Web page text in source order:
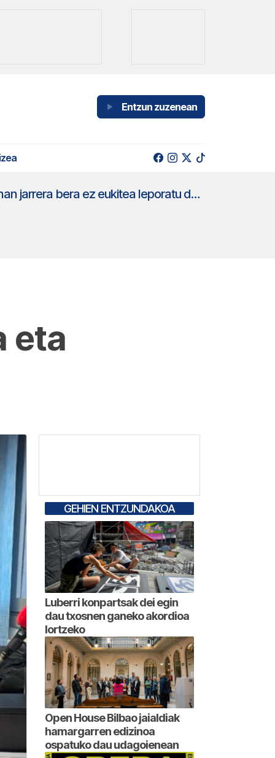
Entzun zuzenean
Alemaniaren keinuagaz ados EAJ eta EH Bildu; Elkarrekin Podemosek Palestinan jarrera bera ez eukitea leporatu deutso
eta
GEHIEN ENTZUNDAKOA
Luberri konpartsak dei egin
dau txosnen ganeko akordioa
lortzeko
Open House Bilbao jaialdiak
hamargarren edizinoa
ospatuko dau udagoienean